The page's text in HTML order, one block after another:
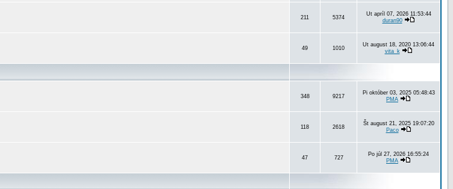
211 5374
Ut apríl 07, 2026 11:53:44
duran90
49 1010
Ut august 18, 2020 13:06:44
vita_k
348 9217
Pi október 03, 2025 05:48:43
PMA
118 2618
Št august 21, 2025 19:07:20
Paco
47 727
Po júl 27, 2026 16:55:24
PMA